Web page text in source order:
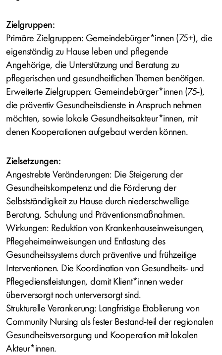
Zielgruppen:
Primäre Zielgruppen: Gemeindebürger*innen (75+), die
eigenständig zu Hause leben und pflegende
Angehörige, die Unterstützung und Beratung zu
pflegerischen und gesundheitlichen Themen benötigen.
Erweiterte Zielgruppen: Gemeindebürger*innen (75-),
die präventiv Gesundheitsdienste in Anspruch nehmen
möchten, sowie lokale Gesundheitsakteur*innen, mit
denen Kooperationen aufgebaut werden können.
Zielsetzungen:
Angestrebte Veränderungen: Die Steigerung der
Gesundheitskompetenz und die Förderung der
Selbstständigkeit zu Hause durch niederschwellige
Beratung, Schulung und Präventionsmaßnahmen.
Wirkungen: Reduktion von Krankenhauseinweisungen,
Pflegeheimeinweisungen und Entlastung des
Gesundheitssystems durch präventive und frühzeitige
Interventionen. Die Koordination von Gesundheits- und
Pflegedienstleistungen, damit Klient*innen weder
überversorgt noch unterversorgt sind.
Strukturelle Verankerung: Langfristige Etablierung von
Community Nursing als fester Bestand-teil der regionalen
Gesundheitsversorgung und Kooperation mit lokalen
Akteur*innen.